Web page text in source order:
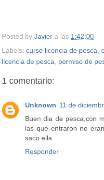
Posted by Javier a las 1:42:00
Labels: curso licencia de pesca
licencia de pesca
permiso de
1 comentario:
Unknown 11 de
Buen dia de pesca,con
las que entraron no
saco ella
Responder